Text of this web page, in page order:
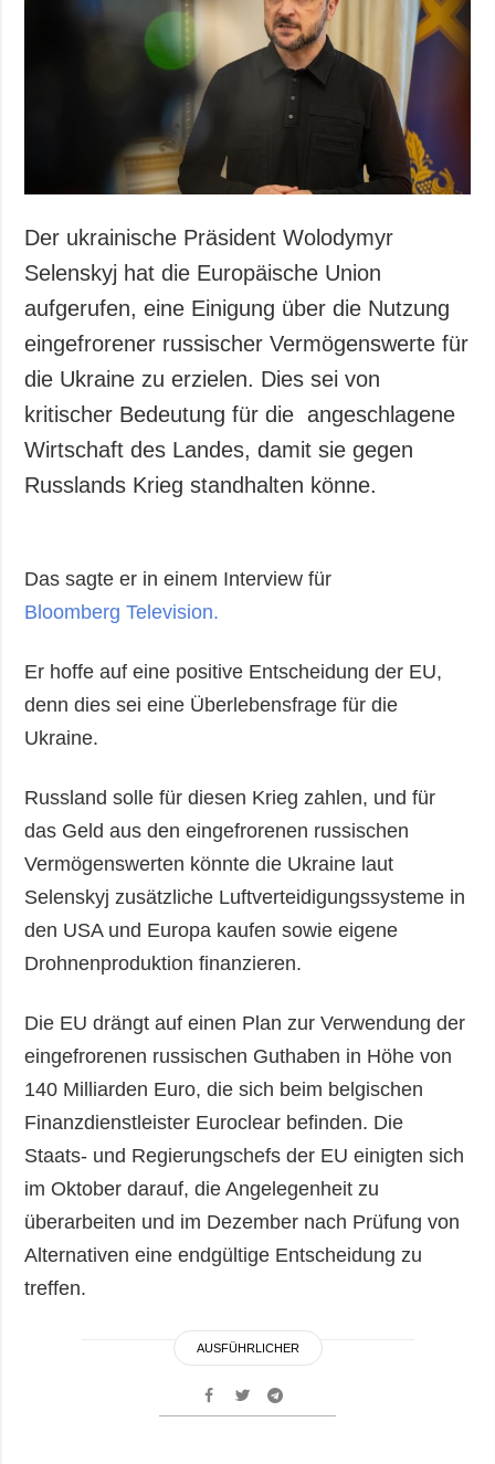
Der ukrainische Präsident Wolodymyr
Selenskyj hat die Europäische Union
aufgerufen, eine Einigung über die Nutzung
eingefrorener russischer Vermögenswerte für
die Ukraine zu erzielen. Dies sei von
kritischer Bedeutung für die angeschlagene
Wirtschaft des Landes, damit sie gegen
Russlands Krieg standhalten könne.
Das sagte er in einem Interview für
Bloomberg Television.
Er hoffe auf eine positive Entscheidung der EU,
denn dies sei eine Überlebensfrage für die
Ukraine.
Russland solle für diesen Krieg zahlen, und für
das Geld aus den eingefrorenen russischen
Vermögenswerten könnte die Ukraine laut
Selenskyj zusätzliche Luftverteidigungssysteme in
den USA und Europa kaufen sowie eigene
Drohnenproduktion finanzieren.
Die EU drängt auf einen Plan zur Verwendung der
eingefrorenen russischen Guthaben in Höhe von
140 Milliarden Euro, die sich beim belgischen
Finanzdienstleister Euroclear befinden. Die
Staats- und Regierungschefs der EU einigten sich
im Oktober darauf, die Angelegenheit zu
überarbeiten und im Dezember nach Prüfung von
Alternativen eine endgültige Entscheidung zu
treffen.
AUSFÜHRLICHER